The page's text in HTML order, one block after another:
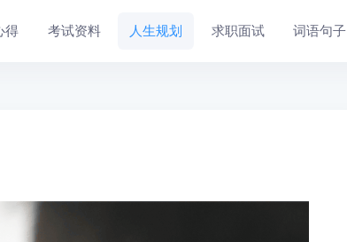
得 考试资料 人生规划 求职面试 词语句子